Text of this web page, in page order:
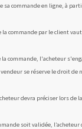
commande en ligne, à
par le client vaut
l'acheteur
vendeur se réserve le droit
devra préciser lors de
soit validée, l’acheteur